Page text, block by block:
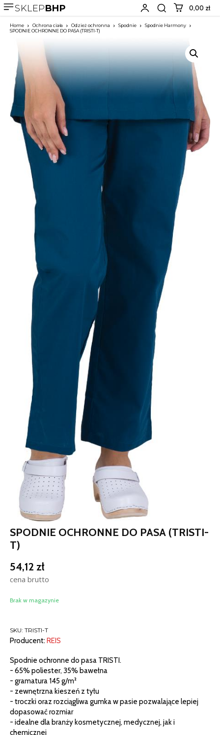
SKLEPBHP 0,00 zł
Home Ochrona ciała Odzież ochronna Spodnie
Spodnie Harmony
SPODNIE OCHRONNE DO PASA (TRISTI-T)
SPODNIE OCHRONNE DO PASA (TRISTI-
T)
54,12 zł
cena brutto
Brak w magazynie
SKU: TRISTI-T
Producent:REIS
Spodnie ochronne do pasa TRISTI.
- 65% poliester, 35% bawełna
- gramatura 145 g/m²
- zewnętrzna kieszeń z tyłu
- troczki oraz rozciągliwa gumka w pasie pozwalające lepiej
dopasować rozmiar
- idealne dla branży kosmetycznej, medycznej, jak i
chemicznej